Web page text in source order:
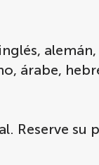
árabe,
Reserve su